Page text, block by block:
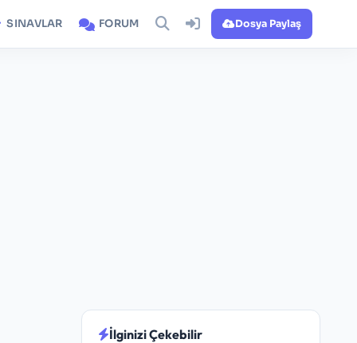
SINAVLAR FORUM Dosya Paylaş
İlginizi Çekebilir